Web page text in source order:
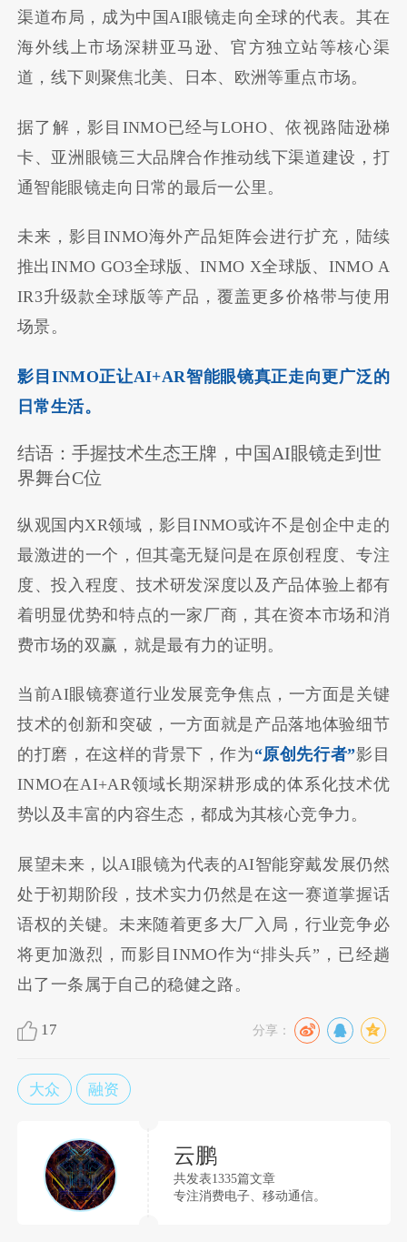
渠道布局，成为中国AI眼镜走向全球的代表。其在
海外线上市场深耕亚马逊、官方独立站等核心渠
道，线下则聚焦北美、日本、欧洲等重点市场。
据了解，影目INMO已经与LOHO、依视路陆逊梯
卡、亚洲眼镜三大品牌合作推动线下渠道建设，打
通智能眼镜走向日常的最后一公里。
未来，影目INMO海外产品矩阵会进行扩充，陆续
推出INMO GO3全球版、INMO X全球版、INMO A
IR3升级款全球版等产品，覆盖更多价格带与使用
场景。
影目INMO正让AI+AR智能眼镜真正走向更广泛的
日常生活。
结语：手握技术生态王牌，中国AI眼镜走到世
界舞台C位
纵观国内XR领域，影目INMO或许不是创企中走的
最激进的一个，但其毫无疑问是在原创程度、专注
度、投入程度、技术研发深度以及产品体验上都有
着明显优势和特点的一家厂商，其在资本市场和消
费市场的双赢，就是最有力的证明。
当前AI眼镜赛道行业发展竞争焦点，一方面是关键
技术的创新和突破，一方面就是产品落地体验细节
的打磨，在这样的背景下，作为“原创先行者”影目
INMO在AI+AR领域长期深耕形成的体系化技术优
势以及丰富的内容生态，都成为其核心竞争力。
展望未来，以AI眼镜为代表的AI智能穿戴发展仍然
处于初期阶段，技术实力仍然是在这一赛道掌握话
语权的关键。未来随着更多大厂入局，行业竞争必
将更加激烈，而影目INMO作为“排头兵”，已经趟
出了一条属于自己的稳健之路。
17 分享：
大众 融资
云鹏
共发表1335篇文章
专注消费电子、移动通信。